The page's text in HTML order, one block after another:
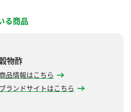
る商品
物酢
商品情報はこちら
ブランドサイトはこちら